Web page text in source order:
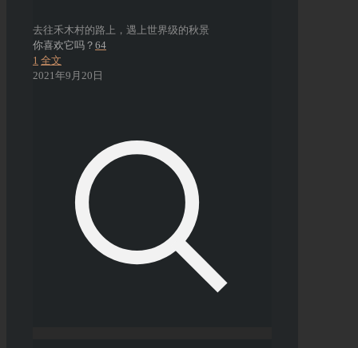
去往禾木村的路上，遇上世界级的秋景
你喜欢它吗？ 64
1 全文
2021年9月20日